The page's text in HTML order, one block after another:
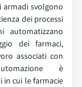
svolgono
dei processi
automatizzano
dei farmaci,
associati con
è
cui le farmacie